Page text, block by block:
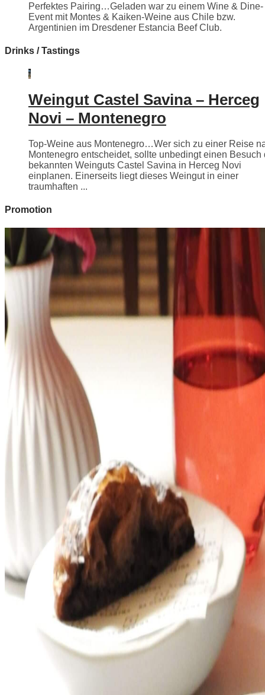
Perfektes Pairing…Geladen war zu einem Wine & Dine-
Event mit Montes & Kaiken-Weine aus Chile bzw.
Argentinien im Dresdener Estancia Beef Club.
Drinks / Tastings
Weingut Castel Savina – Herceg
Novi – Montenegro
Top-Weine aus Montenegro…Wer sich zu einer Reise
Montenegro entscheidet, sollte unbedingt einen Besuch
bekannten Weinguts Castel Savina in Herceg Novi
einplanen. Einerseits liegt dieses Weingut in einer
traumhaften ...
Promotion